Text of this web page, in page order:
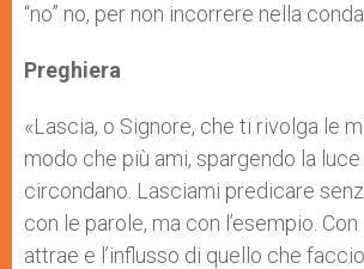
“no” no, per non incorrere nella
Preghiera
«Lascia, o Signore, che ti rivolga le
modo che più ami, spargendo la
circondano. Lasciami predicare
con le parole, ma con l’esempio.
attrae e l’influsso di quello che